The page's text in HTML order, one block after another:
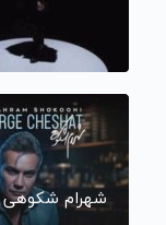
شهرام شکوهی